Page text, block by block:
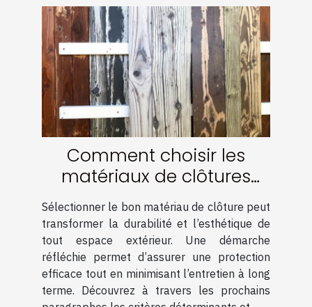
Comment choisir les
matériaux de clôtures
pour une durabilité
optimale ?
Sélectionner le bon matériau de clôture peut
transformer la durabilité et l’esthétique de
tout espace extérieur. Une démarche
réfléchie permet d’assurer une protection
efficace tout en minimisant l’entretien à long
terme. Découvrez à travers les prochains